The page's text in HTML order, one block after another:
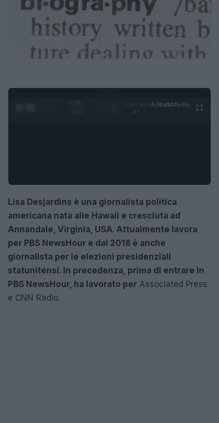
0:30 /
AdhubMedia
Lisa Desjardins è una giornalista politica
americana nata alle Hawaii e cresciuta ad
Annandale, Virginia, USA. Attualmente lavora
per PBS NewsHour e dal 2018 è anche
giornalista per le elezioni presidenziali
statunitensi. In precedenza, prima di entrare in
PBS NewsHour, ha lavorato per Associated Press
e CNN Radio.